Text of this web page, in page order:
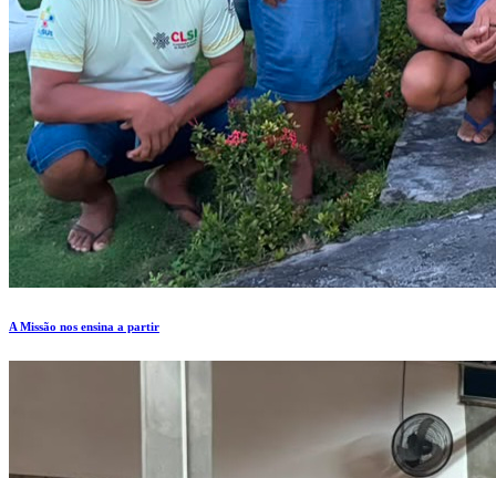
A Missão nos ensina a partir